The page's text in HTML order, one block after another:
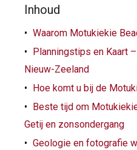
Inhoud
Waarom Motukiekie
Planningstips en Kaart
Nieuw-Zeeland
Hoe komt u bij de
Beste tijd om
Getij en zonsondergang
Geologie en fotografie